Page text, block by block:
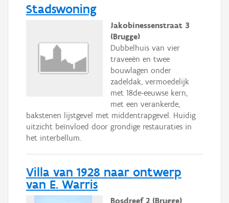
Stadswoning
Jakobinessenstraat 3
(Brugge)
Dubbelhuis van vier
traveeën en twee
bouwlagen onder
zadeldak, vermoedelijk
met 18de-eeuwse kern,
met een verankerde,
bakstenen lijstgevel met middentrapgevel. Huidig
uitzicht beïnvloed door grondige restauraties in
het interbellum.
Villa van 1928 naar ontwerp
van E. Warris
Bosdreef 2 (Brugge)